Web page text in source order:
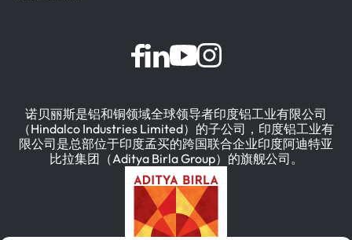
诺贝丽斯是铝和铜领域全球领导者印度铝工业有限公司
（Hindalco Industries Limited）的子公司，印度铝工业有
限公司是总部位于印度孟买的跨国联合企业印度阿迪特亚
比拉集团（Aditya Birla Group）的旗舰公司。